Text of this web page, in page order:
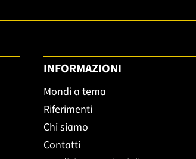
INFORMAZIONI
Mondi a tema
Riferimenti
Chi siamo
Contatti